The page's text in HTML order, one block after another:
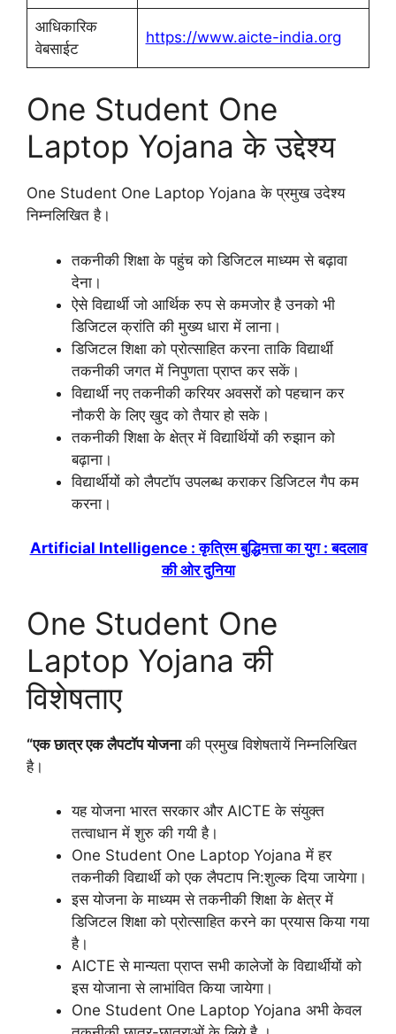
आधिकारिक
वेबसाईट
https://www.aicte-india.org
One Student One
Laptop Yojana के उद्देश्य
One Student One Laptop Yojana के प्रमुख उदेश्य
निम्नलिखित है।
तकनीकी शिक्षा के पहुंच को डिजिटल माध्यम से बढ़ावा
देना।
ऐसे विद्यार्थी जो आर्थिक रुप से कमजोर है उनको भी
डिजिटल क्रांति की मुख्य धारा में लाना।
डिजिटल शिक्षा को प्रोत्साहित करना ताकि विद्यार्थी
तकनीकी जगत में निपुणता प्राप्त कर सकें।
विद्यार्थी नए तकनीकी करियर अवसरों को पहचान कर
नौकरी के लिए खुद को तैयार हो सके।
तकनीकी शिक्षा के क्षेत्र में विद्यार्थियों की रुझान को
बढ़ाना।
विद्यार्थीयों को लैपटॉप उपलब्ध कराकर डिजिटल गैप कम
करना।
Artificial Intelligence : कृत्रिम बुद्धिमत्ता का युग : बदलाव
की ओर दुनिया
One Student One
Laptop Yojana की
विशेषताए
“एक छात्र एक लैपटॉप योजनाकी प्रमुख विशेषतायें निम्नलिखित
है।
यह योजना भारत सरकार और AICTE के संयुक्त
तत्वाधान में शुरु की गयी है।
One Student One Laptop Yojana में हर
तकनीकी विद्यार्थी को एक लैपटाप नि:शुल्क दिया जायेगा।
इस योजना के माध्यम से तकनीकी शिक्षा के क्षेत्र में
डिजिटल शिक्षा को प्रोत्साहित करने का प्रयास किया गया
है।
AICTE से मान्यता प्राप्त सभी कालेजों के विद्यार्थीयों को
इस योजाना से लाभांवित किया जायेगा।
One Student One Laptop Yojana अभी केवल